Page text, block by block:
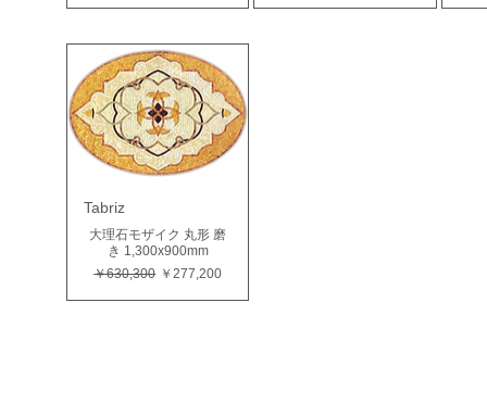
Tabriz
大理石モザイク 丸形 磨
き 1,300x900mm
通常価格
￥630,300 セール価格
￥277,200